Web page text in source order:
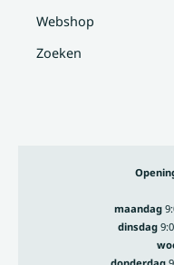
Webshop
Zoeken
maandag
dinsdag